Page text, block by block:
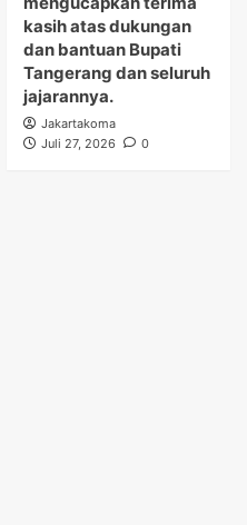
kasih atas dukungan
dan bantuan Bupati
Tangerang dan seluruh
jajarannya.
Jakartakoma
Juli 27, 2026
0